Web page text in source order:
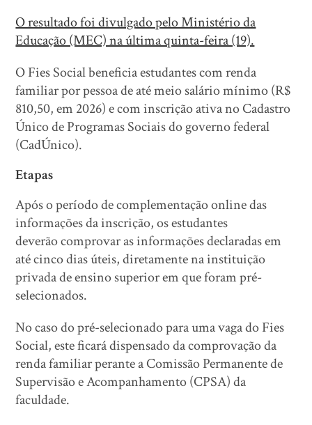
O resultado foi divulgado pelo Ministério da
Educação (MEC) na última quinta-feira (19).
O Fies Social beneficia estudantes com renda
familiar por pessoa de até meio salário mínimo (R$
810,50, em 2026) e com inscrição ativa no Cadastro
Único de Programas Sociais do governo federal
(CadÚnico).
Etapas
Após o período de complementação online das
informações da inscrição, os estudantes
deverão comprovar as informações declaradas em
até cinco dias úteis, diretamente na instituição
privada de ensino superior em que foram pré-
selecionados.
No caso do pré-selecionado para uma vaga do Fies
Social, este ficará dispensado da comprovação da
renda familiar perante a Comissão Permanente de
Supervisão e Acompanhamento (CPSA) da
faculdade.